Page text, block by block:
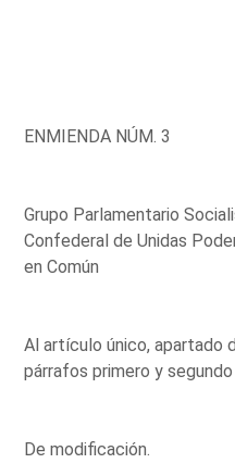
ENMIENDA NÚM. 3
Grupo Parlamentario
Confederal de Unidas
en Común
Al artículo único, apartado
párrafos primero y segundo
De modificación.